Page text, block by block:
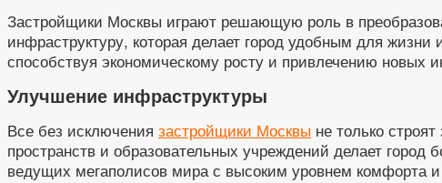
Застройщики Москвы играют решающую роль в
инфраструктуру, которая делает город удобным для
способствуя экономическому росту и привлечению новых
Улучшение инфраструктуры
Все без исключения застройщики Москвы не только
пространств и образовательных учреждений делает
ведущих мегаполисов мира с высоким уровнем комфорта и